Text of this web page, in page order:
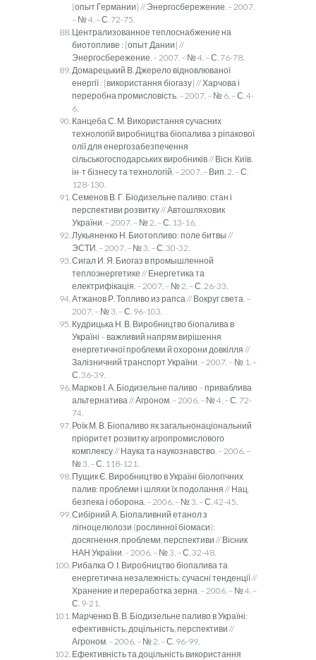
[опыт Германии] // Энергосбережение. – 2007.
– № 4. – С. 72-75.
Централизованное теплоснабжение на
биотопливе : [опыт Дании] //
Энергосбережение. – 2007. – № 4. – С. 76-78.
Домарецький В. Джерело відновлюваної
енергії : [використання біогазу] // Харчова і
переробна промисловість. – 2007. – № 6. – С. 4-
6.
Канцеба С. М. Використання сучасних
технологій виробництва біопалива з ріпакової
олії для енергозабезпечення
сільськогосподарських виробників // Вісн. Київ.
ін-т бізнесу та технологій. – 2007. – Вип. 2. – С.
128-130.
Семенов В. Г. Біодизельне паливо: стан і
перспективи розвитку // Автошляховик
України. – 2007. – № 2. – С. 13-16.
Лукьяненко Н. Биотопливо: поле битвы //
ЭСТИ. – 2007. – № 3. – С. 30-32.
Сигал И. Я. Биогаз в промышленной
теплоэнергетике // Енергетика та
електрифікація. – 2007. – № 2. – С. 26-33.
Атжанов Р. Топливо из рапса // Вокруг света. –
2007. – № 3. – С. 96-103.
Кудрицька Н. В. Виробництво біопалива в
Україні – важливий напрям вирішення
енергетичної проблеми й охорони довкілля //
Залізничний транспорт України. – 2007. – № 1. –
С. 36-39.
Марков І. А. Біодизельне паливо – приваблива
альтернатива // Агроном. – 2006. – № 4. – С. 72-
74.
Роїк М. В. Біопаливо як загальнонаціональний
пріоритет розвитку агропромислового
комплексу // Наука та наукознавство. – 2006. –
№ 3. – С. 118-121.
Пущик Є. Виробництво в Україні біологічних
палив: проблеми і шляхи їх подолання // Нац.
безпека і оборона. – 2006. – № 3. – С. 42-45.
Сибірний А. Біопаливний етанол з
лігноцелюлози (рослинної біомаси):
досягнення, проблеми, перспективи // Вісник
НАН України. – 2006. – № 3. – С. 32-48.
Рибалка О. І. Виробництво біопалива та
енергетична незалежність: сучасні тенденції //
Хранение и переработка зерна. – 2006. – № 4. –
С. 9-21.
Марченко В. В. Біодизельне паливо в Україні:
ефективність, доцільність, перспективи //
Агроном. – 2006. – № 2. – С. 96-99.
Ефективність та доцільність використання